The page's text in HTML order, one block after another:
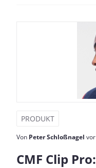
PRODUKT
Von Peter Schloßnagel
CMF Clip